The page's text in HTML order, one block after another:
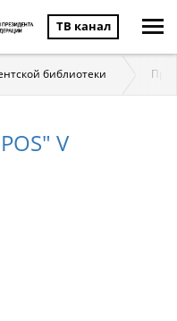
ТВ канал
библиотеки
V